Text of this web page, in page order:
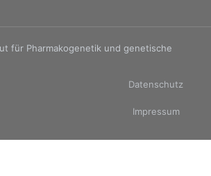
für Pharmakogenetik und genetische
Datenschutz
Impressum